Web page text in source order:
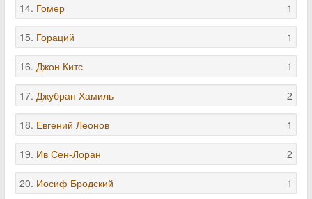
14. Гомер 1
15. Гораций 1
16. Джон Китс 1
17. Джубран Хамиль 2
18. Евгений Леонов 1
19. Ив Сен-Лоран 2
20. Иосиф Бродский 1